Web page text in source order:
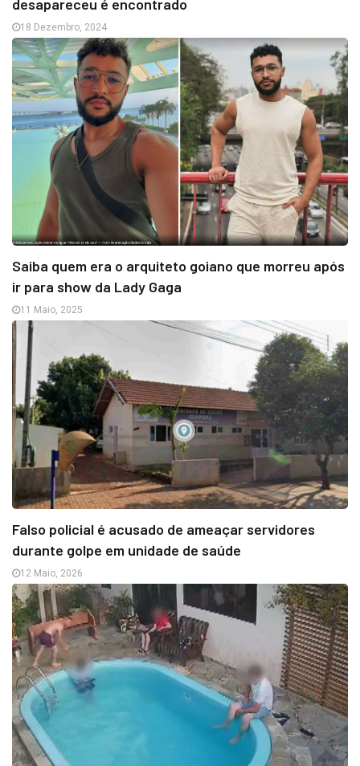
desapareceu é encontrado
18 Dezembro, 2024
Saiba quem era o arquiteto goiano que morreu após
ir para show da Lady Gaga
11 Maio, 2025
Falso policial é acusado de ameaçar servidores
durante golpe em unidade de saúde
12 Maio, 2026